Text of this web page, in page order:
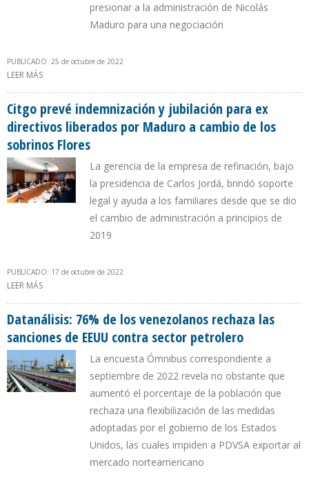
presionar a la administración de Nicolás
Maduro para una negociación
PUBLICADO: 25 de octubre de 2022
LEER MÁS
Citgo prevé indemnización y jubilación para ex
directivos liberados por Maduro a cambio de los
sobrinos Flores
La gerencia de la empresa de refinación, bajo
la presidencia de Carlos Jordá, brindó soporte
legal y ayuda a los familiares desde que se dio
el cambio de administración a principios de
2019
PUBLICADO: 17 de octubre de 2022
LEER MÁS
SOBRINOS FLORES
Datanálisis: 76% de los venezolanos rechaza las
sanciones de EEUU contra sector petrolero
La encuesta Ómnibus correspondiente a
septiembre de 2022 revela no obstante que
aumentó el porcentaje de la población que
rechaza una flexibilización de las medidas
adoptadas por el gobierno de los Estados
Unidos, las cuales impiden a PDVSA exportar al
mercado norteamericano